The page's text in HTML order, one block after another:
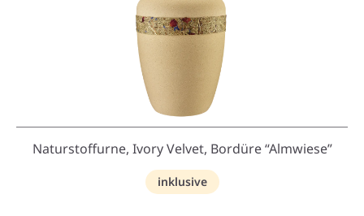
Naturstoffurne, Ivory Velvet, Bordüre “Almwiese”
inklusive